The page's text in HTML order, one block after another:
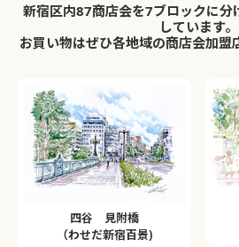
新宿区内87商店会を7ブロックに分
しています。
お買い物はぜひ各地域の商店会加盟
四谷 見附橋
（わせだ新宿百景)